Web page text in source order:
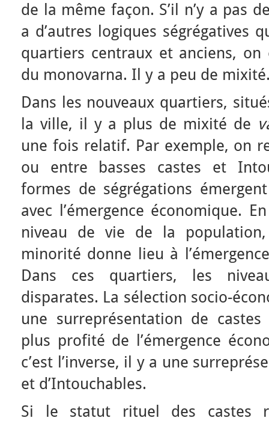
de la même façon. S’il n’y a pas
a d’autres logiques ségrégatives
quartiers centraux et anciens, on
du monovarna. Il y a peu de
Dans les nouveaux quartiers,
la ville, il y a plus de mixité de
une fois relatif. Par exemple, on
ou entre basses castes et
formes de ségrégations
avec l’émergence économique.
niveau de vie de la population,
minorité donne lieu à
Dans ces quartiers, les
disparates. La sélection socio-
une surreprésentation de
plus profité de l’émergence
c’est l’inverse, il y a une
et d’Intouchables.
Si le statut rituel des castes